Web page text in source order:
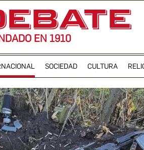
EN 1910
SOCIEDAD CULTURA